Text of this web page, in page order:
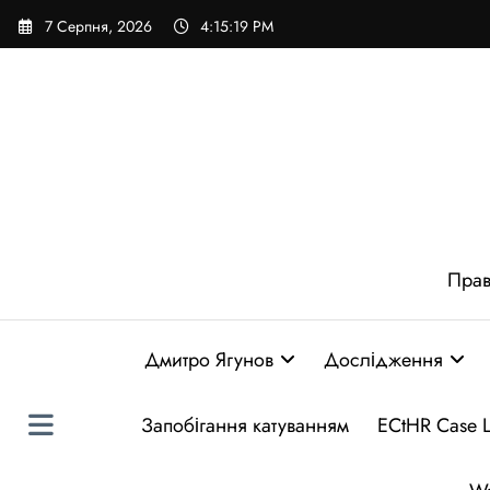
Перейти
до
7 Серпня, 2026 4:15:20 PM
Дмитро Ягунов Дослідження
Запобігання катуванням ECtHR Case